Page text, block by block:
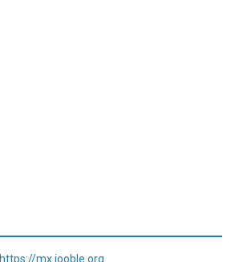
https://mx.jooble.org